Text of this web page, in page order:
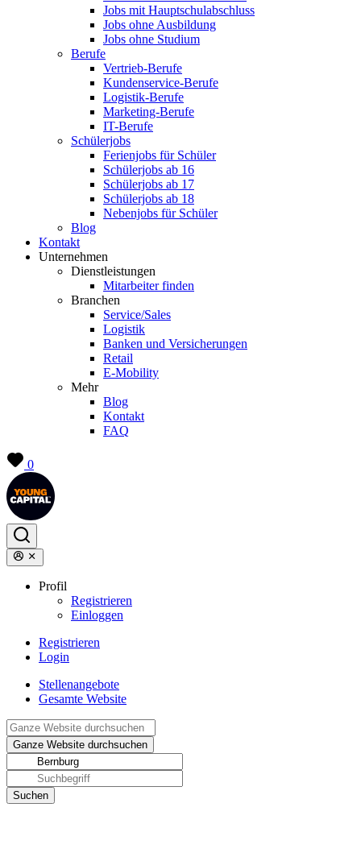
Jobs mit Hauptschulabschluss
Jobs ohne Ausbildung
Jobs ohne Studium
Berufe
Vertrieb-Berufe
Kundenservice-Berufe
Logistik-Berufe
Marketing-Berufe
IT-Berufe
Schülerjobs
Ferienjobs für Schüler
Schülerjobs ab 16
Schülerjobs ab 17
Schülerjobs ab 18
Nebenjobs für Schüler
Blog
Kontakt
Unternehmen
Dienstleistungen
Mitarbeiter finden
Branchen
Service/Sales
Logistik
Banken und Versicherungen
Retail
E-Mobility
Mehr
Blog
Kontakt
FAQ
0
Profil
Registrieren
Einloggen
Registrieren
Login
Stellenangebote
Gesamte Website